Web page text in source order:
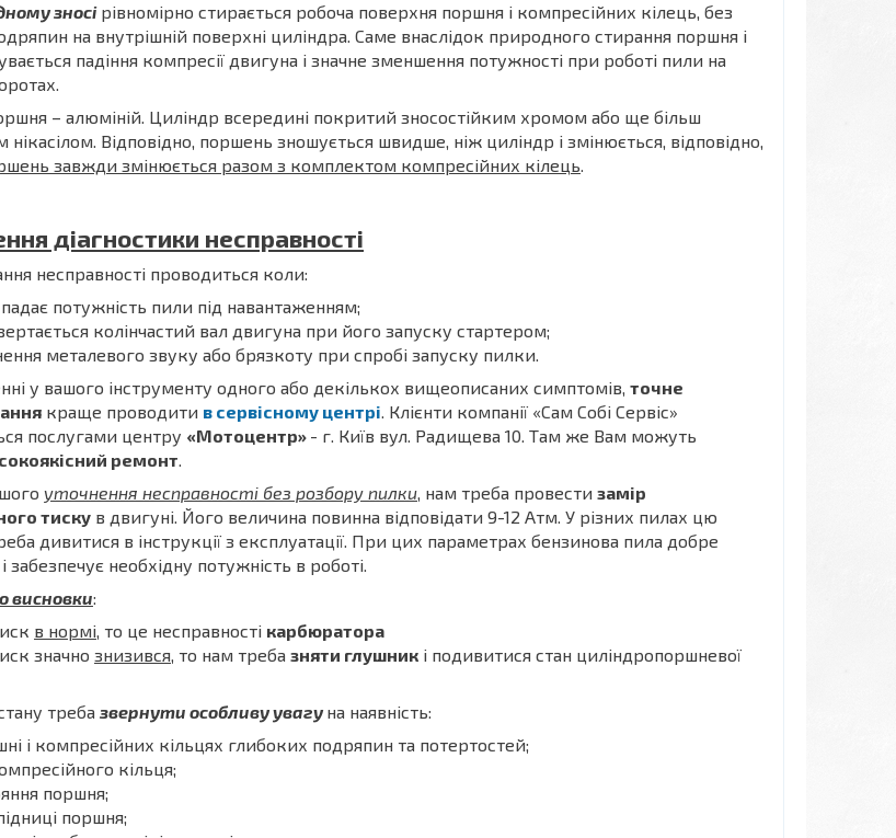
зносірівномірно стирається робоча поверхня поршня і компресійних кілець, без
на внутрішній поверхні циліндра. Саме внаслідок природного стирання поршня і
падіння компресії двигуна і значне зменшення потужності при роботі пили на
– алюміній. Циліндр всередині покритий зносостійким хромом або ще більш
нікасілом. Відповідно, поршень зношується швидше, ніж циліндр і змінюється, відповідно,
завжди змінюється разом з комплектом компресійних кілець.
діагностики несправності
несправності проводиться коли:
потужність пили під навантаженням;
колінчастий вал двигуна при його запуску стартером;
металевого звуку або брязкоту при спробі запуску пилки.
у вашого інструменту одного або декількох вищеописаних симптомів, точне
краще проводити в сервісному центрі. Клієнти компанії «Сам Собі Сервіс»
послугами центру «Мотоцентр» - г. Київ вул. Радищева 10. Там же Вам можуть
ремонт.
уточнення несправності без розбору пилки, нам треба провести замір
тиску в двигуні. Його величина повинна відповідати 9-12 Атм. У різних пилах цю
дивитися в інструкції з експлуатації. При цих параметрах бензинова пила добре
забезпечує необхідну потужність в роботі.
висновки:
в нормі, то це несправності карбюратора
значно знизився, то нам треба зняти глушник і подивитися стан циліндропоршневої
треба звернути особливу увагу на наявність:
і компресійних кільцях глибоких подряпин та потертостей;
кільця;
поршня;
поршня;